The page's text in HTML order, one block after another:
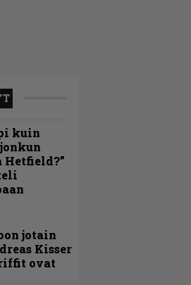
kuin
jotain
Kisser
ovat